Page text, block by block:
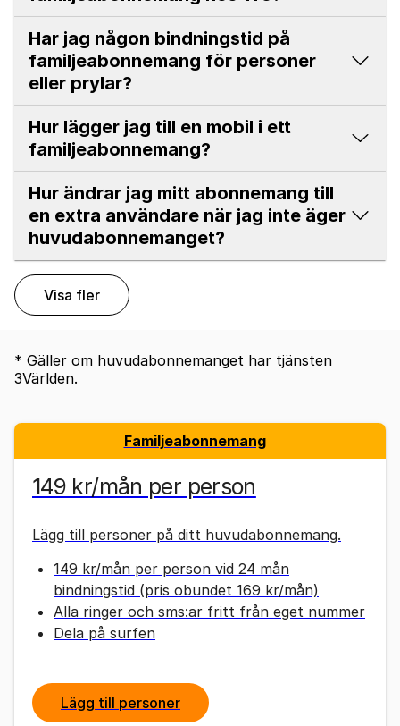
Har jag någon bindningstid på
familjeabonnemang för personer
eller prylar?
Hur lägger jag till en mobil i ett
familjeabonnemang?
Hur ändrar jag mitt abonnemang till
en extra användare när jag inte äger
huvudabonnemanget?
Visa fler
* Gäller om huvudabonnemanget har tjänsten
3Världen.
Familjeabonnemang
149 kr/mån per person
Lägg till personer på ditt huvudabonnemang.
149 kr/mån per person vid 24 mån
bindningstid (pris obundet 169 kr/mån)
Alla ringer och sms:ar fritt från eget nummer
Dela på surfen
Lägg till personer